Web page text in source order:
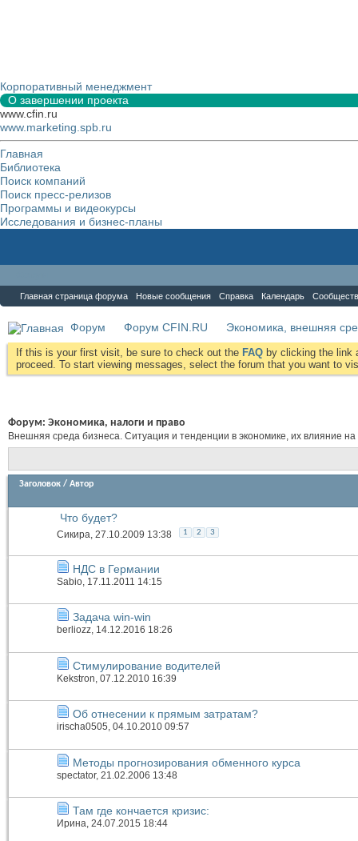
Корпоративный менеджмент
О завершении проекта
www.cfin.ru
www.marketing.spb.ru
Главная
Библиотека
Поиск компаний
Поиск пресс-релизов
Программы и видеокурсы
Исследования и бизнес-планы
Главная страница форума Новые сообщения Справка Календарь
Форум Форум CFIN.RU Экономика, внешняя
If this is your first visit, be sure to check out the FAQ by clicking the link
proceed. To start viewing messages, select the forum that you want to
Форум: Экономика, налоги и право
Внешняя среда бизнеса. Ситуация и тенденции в экономике, их влияние
Заголовок / Автор
Что будет?
Сикира, 27.10.2009 13:38 1 2 3
НДС в Германии
Sabio, 17.11.2011 14:15
Задача win-win
berliozz, 14.12.2016 18:26
Стимулирование водителей
Kekstron , 07.12.2010 16:39
Об отнесении к прямым затратам?
irischa0505, 04.10.2010 09:57
Методы прогнозирования обменного курса
spectator, 21.02.2006 13:48
Там где кончается кризис:
Иринa, 24.07.2015 18:44